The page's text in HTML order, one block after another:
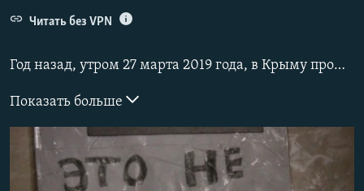
ТЕЛЕПРОЕКТ КРЫМ.РЕАЛИИ
КРЫМ.НЕПОКОРЕННЫЙ
ELIFBE
Qırımtatar
ПРИСОЕДИНЯЙТЕСЬ!
Год назад, утром 27 марта 2019 года, в Крыму прошли массовые обыски в домах крымских татар. Позже очевидцы этих событий назвали действия сотрудников российской ФСБ облавой.
Показать больше
Читать без VPN